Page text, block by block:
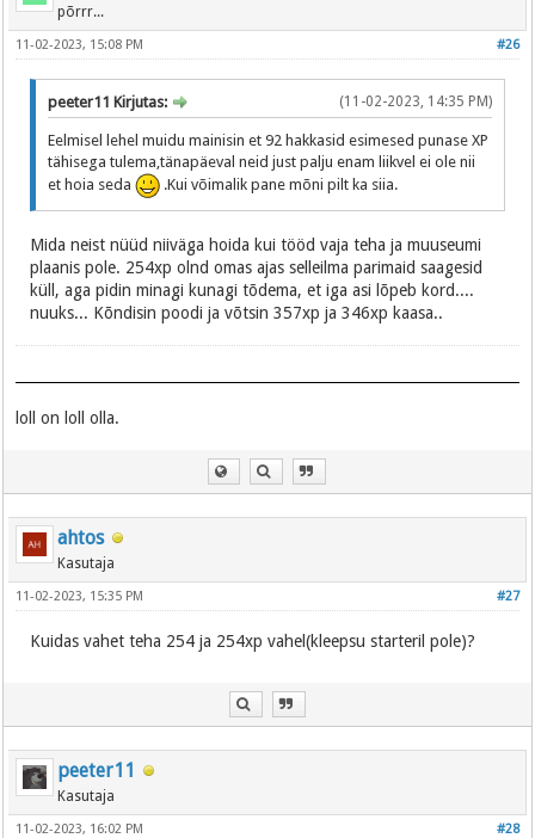
põrrr...
#26
11-02-2023, 15:08 PM
(11-02-2023, 14:35 PM)
peeter11 Kirjutas:
Eelmisel lehel muidu mainisin et 92 hakkasid esimesed punase XP
tähisega tulema,tänapäeval neid just palju enam liikvel ei ole nii
et hoia seda
.Kui võimalik pane mõni pilt ka siia.
Mida neist nüüd niiväga hoida kui tööd vaja teha ja muuseumi
plaanis pole. 254xp olnd omas ajas selleilma parimaid saagesid
küll, aga pidin minagi kunagi tõdema, et iga asi lõpeb kord....
nuuks... Kõndisin poodi ja võtsin 357xp ja 346xp kaasa..
loll on loll olla.
ahtos
Kasutaja
#27
11-02-2023, 15:35 PM
Kuidas vahet teha 254 ja 254xp vahel(kleepsu starteril pole)?
peeter11
Kasutaja
#28
11-02-2023, 16:02 PM